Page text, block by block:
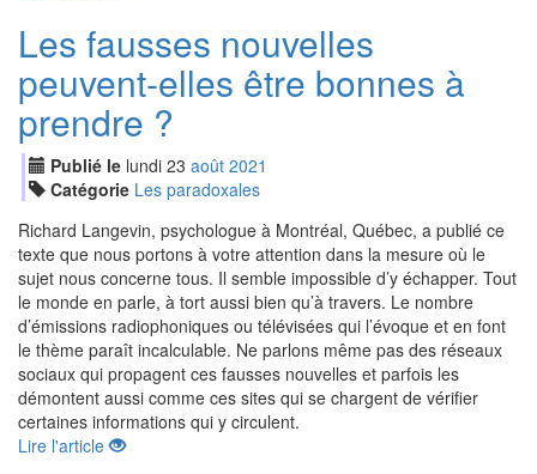
Les fausses nouvelles
peuvent-elles être bonnes à
prendre ?
Publié le lundi 23 août 2021
Catégorie Les paradoxales
Richard Langevin, psychologue à Montréal, Québec, a publié ce
texte que nous portons à votre attention dans la mesure où le
sujet nous concerne tous. Il semble impossible d’y échapper. Tout
le monde en parle, à tort aussi bien qu’à travers. Le nombre
d’émissions radiophoniques ou télévisées qui l’évoque et en font
le thème paraît incalculable. Ne parlons même pas des réseaux
sociaux qui propagent ces fausses nouvelles et parfois les
démontent aussi comme ces sites qui se chargent de vérifier
certaines informations qui y circulent.
Lire l'article